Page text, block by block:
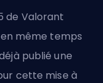
de Valorant
même temps
publié une
cette mise à